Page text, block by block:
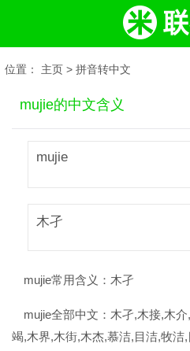
位置： 主页 > 拼音转中文
mujie的中文含义
mujie
木孑
mujie常用含义： 木孑
mujie全部中文： 木孑,木接,木
竭,木界,木街,木杰,慕洁,目洁,牧洁